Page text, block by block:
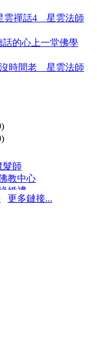
雲禪話4 星雲法師
話的心上一堂佛學
時間老 星雲法師
髮師
教中心
婚禮
髮堂
更多鏈接...